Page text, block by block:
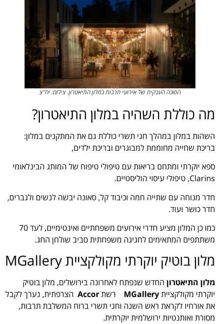
הסוכה הענקית של אירועי תרבות במלון התיאטרון. צילום: יח"צ
מה כוללת השהיה במלון התיאטרון?
השהות במלון במהלך חגי תשרי כוללת גם את המתקנים במלון:
בריכת שחייה מחוממת למבוגרים ובריכת ילדים,
ספא יוקרתי ומתחם בריאות עם טיפולי טיפוח של המותג הבינלאומי
Clarins, טיפולי עיסוי הוליסטיים.
חדר מנוחה עם שתייה חמה וכיבוד קל, סאונה יבשה לנשים ולגברים,
חדר כושר ועוד.
כמו כן המלון מציע חדרי אירועים משפחתיים ואינטימיים, לעד 70
משתתפים המתאימים לחגיגה משפחתית סביב שולחן החג.
מלון בוטיק יוקרתי מקולקציית MGallery
מלון התיאטרון החדש שנפתח לאחרונה בירושלים, מלון בוטיק
יוקרתי מקולקצייתMGallery רשתAccor הצרפתית, נערך לקבל
את אורחיו לקראת ראש השנה וחגי תשרי ברוח המשלבת תרבות,
מסורת ואותנטיות ירושלמית יוקרתית.